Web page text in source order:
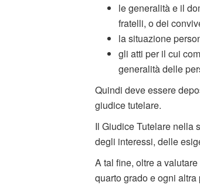
le generalità e il
fratelli, o dei
la situazione
gli atti per il cui
generalità delle
Quindi deve essere
giudice tutelare.
Il Giudice Tutelare nella
degli interessi, delle
A tal fine, oltre a
quarto grado e ogni